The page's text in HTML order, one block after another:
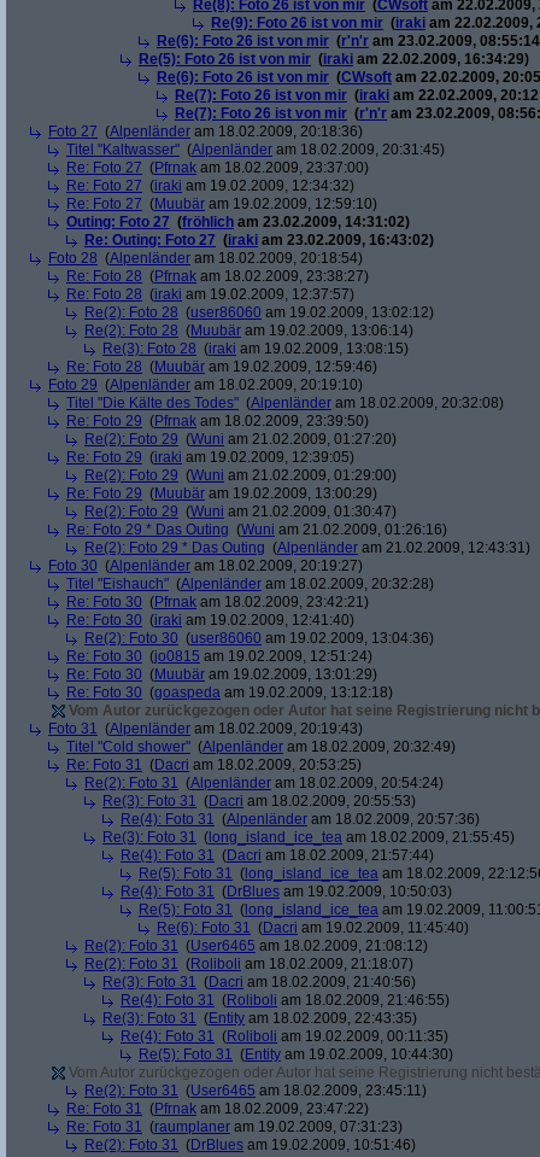
Re(8): Foto 26 ist von mir (CWsoft am 22.02.2009,
Re(9): Foto 26 ist von mir (iraki am 22.02.2009,
Re(6): Foto 26 ist von mir (r'n'r am 23.02.2009,
Re(5): Foto 26 ist von mir (iraki am 22.02.2009, 16:34:29)
Re(6): Foto 26 ist von mir (CWsoft am 22.02.2009,
Re(7): Foto 26 ist von mir (iraki am 22.02.2009,
Re(7): Foto 26 ist von mir (r'n'r am 23.02.2009,
Foto 27 (Alpenländer am 18.02.2009, 20:18:36)
Titel "Kaltwasser" (Alpenländer am 18.02.2009, 20:31:45)
Re: Foto 27 (Pfrnak am 18.02.2009, 23:37:00)
Re: Foto 27 (iraki am 19.02.2009, 12:34:32)
Re: Foto 27 (Muubär am 19.02.2009, 12:59:10)
Outing: Foto 27 (fröhlich am 23.02.2009, 14:31:02)
Re: Outing: Foto 27 (iraki am 23.02.2009, 16:43:02)
Foto 28 (Alpenländer am 18.02.2009, 20:18:54)
Re: Foto 28 (Pfrnak am 18.02.2009, 23:38:27)
Re: Foto 28 (iraki am 19.02.2009, 12:37:57)
Re(2): Foto 28 (user86060 am 19.02.2009, 13:02:12)
Re(2): Foto 28 (Muubär am 19.02.2009, 13:06:14)
Re(3): Foto 28 (iraki am 19.02.2009, 13:08:15)
Re: Foto 28 (Muubär am 19.02.2009, 12:59:46)
Foto 29 (Alpenländer am 18.02.2009, 20:19:10)
Titel "Die Kälte des Todes" (Alpenländer am 18.02.2009, 20:32:08)
Re: Foto 29 (Pfrnak am 18.02.2009, 23:39:50)
Re(2): Foto 29 (Wuni am 21.02.2009, 01:27:20)
Re: Foto 29 (iraki am 19.02.2009, 12:39:05)
Re(2): Foto 29 (Wuni am 21.02.2009, 01:29:00)
Re: Foto 29 (Muubär am 19.02.2009, 13:00:29)
Re(2): Foto 29 (Wuni am 21.02.2009, 01:30:47)
Re: Foto 29 * Das Outing (Wuni am 21.02.2009, 01:26:16)
Re(2): Foto 29 * Das Outing (Alpenländer am 21.02.2009, 12:43:31)
Foto 30 (Alpenländer am 18.02.2009, 20:19:27)
Titel "Eishauch" (Alpenländer am 18.02.2009, 20:32:28)
Re: Foto 30 (Pfrnak am 18.02.2009, 23:42:21)
Re: Foto 30 (iraki am 19.02.2009, 12:41:40)
Re(2): Foto 30 (user86060 am 19.02.2009, 13:04:36)
Re: Foto 30 (jo0815 am 19.02.2009, 12:51:24)
Re: Foto 30 (Muubär am 19.02.2009, 13:01:29)
Re: Foto 30 (goaspeda am 19.02.2009, 13:12:18)
Vom Autor zurückgezogen oder Autor hat seine Registrierung nicht
Foto 31 (Alpenländer am 18.02.2009, 20:19:43)
Titel "Cold shower" (Alpenländer am 18.02.2009, 20:32:49)
Re: Foto 31 (Dacri am 18.02.2009, 20:53:25)
Re(2): Foto 31 (Alpenländer am 18.02.2009, 20:54:24)
Re(3): Foto 31 (Dacri am 18.02.2009, 20:55:53)
Re(4): Foto 31 (Alpenländer am 18.02.2009, 20:57:36)
Re(3): Foto 31 ( long_island_ice_tea am 18.02.2009, 21:55:45)
Re(4): Foto 31 (Dacri am 18.02.2009, 21:57:44)
Re(5): Foto 31 ( long_island_ice_tea am 18.02.2009,
Re(4): Foto 31 (DrBlues am 19.02.2009, 10:50:03)
Re(5): Foto 31 ( long_island_ice_tea am 19.02.2009,
Re(6): Foto 31 (Dacri am 19.02.2009, 11:45:40)
Re(2): Foto 31 (User6465 am 18.02.2009, 21:08:12)
Re(2): Foto 31 (Roliboli am 18.02.2009, 21:18:07)
Re(3): Foto 31 (Dacri am 18.02.2009, 21:40:56)
Re(4): Foto 31 (Roliboli am 18.02.2009, 21:46:55)
Re(3): Foto 31 (Entity am 18.02.2009, 22:43:35)
Re(4): Foto 31 (Roliboli am 19.02.2009, 00:11:35)
Re(5): Foto 31 (Entity am 19.02.2009, 10:44:30)
Vom Autor zurückgezogen oder Autor hat seine Registrierung nicht
Re(2): Foto 31 (User6465 am 18.02.2009, 23:45:11)
Re: Foto 31 (Pfrnak am 18.02.2009, 23:47:22)
Re: Foto 31 (raumplaner am 19.02.2009, 07:31:23)
Re(2): Foto 31 (DrBlues am 19.02.2009, 10:51:46)